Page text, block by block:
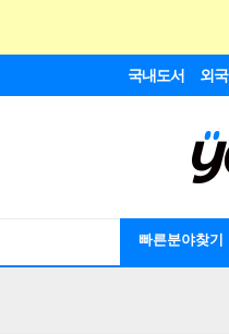
국내도서 외
빠른분야찾기